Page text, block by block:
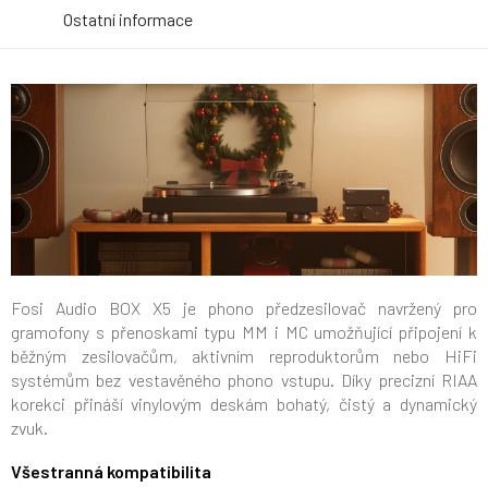
Ostatní informace
Fosi Audio BOX X5 je phono předzesilovač navržený pro
gramofony s přenoskami typu MM i MC umožňující připojení k
běžným zesilovačům, aktivním reproduktorům nebo HiFi
systémům bez vestavěného phono vstupu. Díky precizní RIAA
korekci přináší vinylovým deskám bohatý, čistý a dynamický
zvuk.
Všestranná kompatibilita